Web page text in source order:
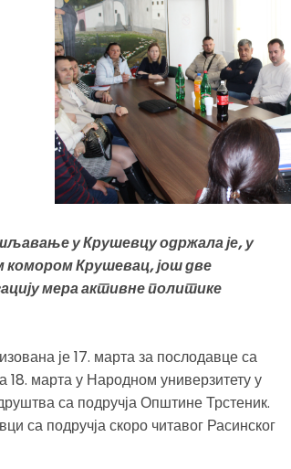
у Крушевцу одржала је, у
Крушевац, још две
мера активне политике
је 17. марта за послодавце са
марта у Народном универзитету у
са подручја Општине Трстеник.
са подручја скоро читавог Расинског